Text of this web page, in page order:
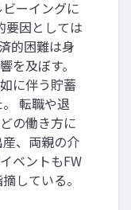
ーイングに
要因としては
的困難は身
を及ぼす。
に伴う貯蓄
転職や退
の働き方に
、両親の介
ベントもFW
している。